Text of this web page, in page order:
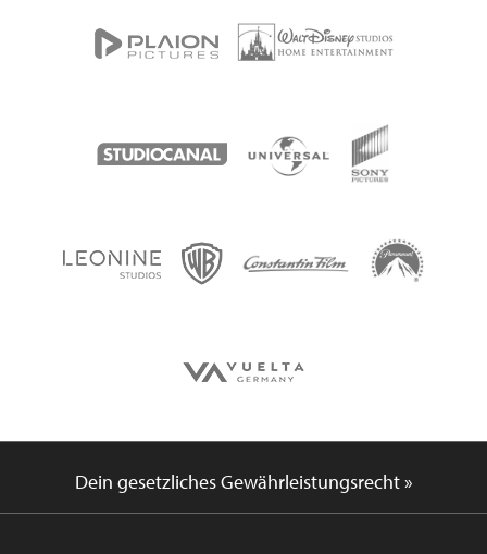
Dein gesetzliches Gewährleistungsrecht »